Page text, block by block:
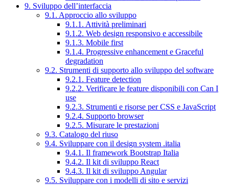
9. Sviluppo dell’interfaccia
9.1. Approccio allo sviluppo
9.1.1. Attività preliminari
9.1.2. Web design responsivo e accessibile
9.1.3. Mobile first
9.1.4. Progressive enhancement e Graceful
degradation
9.2. Strumenti di supporto allo sviluppo del software
9.2.1. Feature detection
9.2.2. Verificare le feature disponibili con Can I
use
9.2.3. Strumenti e risorse per CSS e JavaScript
9.2.4. Supporto browser
9.2.5. Misurare le prestazioni
9.3. Catalogo del riuso
9.4. Sviluppare con il design system .italia
9.4.1. Il framework Bootstrap Italia
9.4.2. Il kit di sviluppo React
9.4.3. Il kit di sviluppo Angular
9.5. Sviluppare con i modelli di sito e servizi